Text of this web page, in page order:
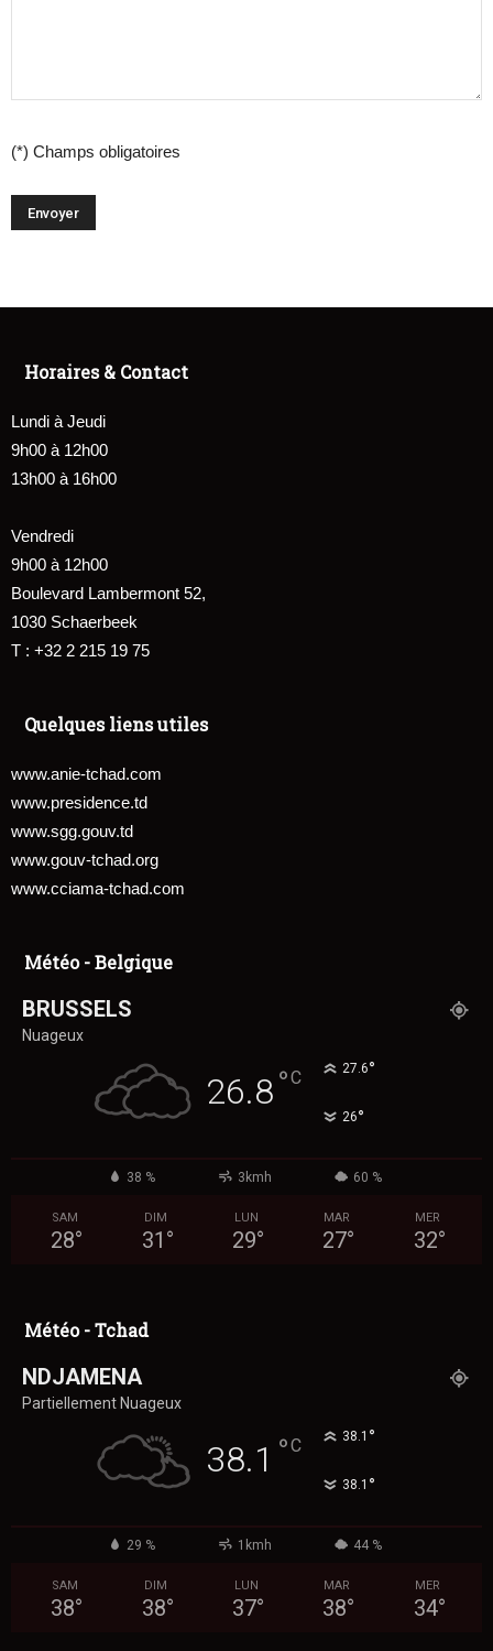
(*) Champs obligatoires
Horaires & Contact
Lundi à Jeudi
9h00 à 12h00
13h00 à 16h00
Vendredi
9h00 à 12h00
Boulevard Lambermont 52,
1030 Schaerbeek
T : +32 2 215 19 75
Quelques liens utiles
www.anie-tchad.com
www.presidence.td
www.sgg.gouv.td
www.gouv-tchad.org
www.cciama-tchad.com
Météo - Belgique
BRUSSELS
Nuageux
26.8°C 27.6°
26°
38 % 3kmh 60 %
SAM
28°
DIM
31 °
LUN
29°
MAR
27°
MER
32°
Météo - Tchad
NDJAMENA
Partiellement Nuageux
38.1 °C 38.1 °
38.1 °
29 % 1kmh 44 %
SAM
38°
DIM
38°
LUN
37°
MAR
38°
MER
34°